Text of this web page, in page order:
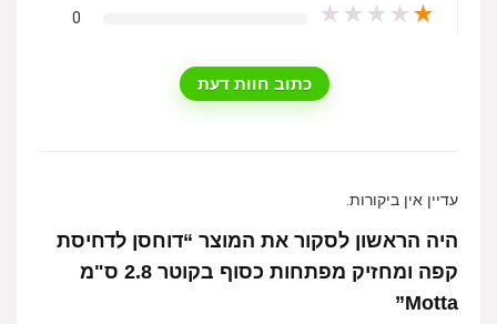
★
★
★
★
★
0
כתוב חוות דעת
עדיין אין ביקורות.
היה הראשון לסקור את המוצר “דוחסן לדחיסת
קפה ומחזיק מפתחות כסוף בקוטר 2.8 ס"מ
Motta”